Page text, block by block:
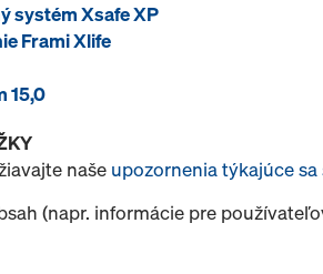
systém Xsafe XP
Frami Xlife
15,0
naše upozornenia týkajúce
(napr. informácie pre